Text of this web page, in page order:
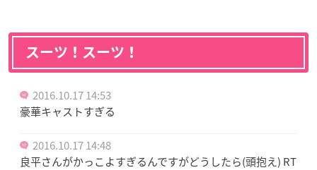
スーツ！スーツ！
2016.10.17 14:53
豪華キャストすぎる
2016.10.17 14:48
良平さんがかっこよすぎるんですがどうしたら(頭抱え) RT